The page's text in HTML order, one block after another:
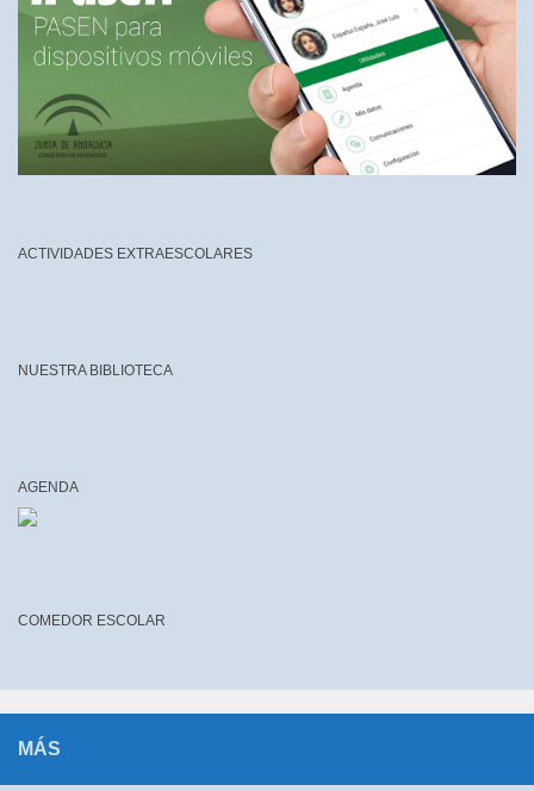
ACTIVIDADES EXTRAESCOLARES
NUESTRA BIBLIOTECA
AGENDA
COMEDOR ESCOLAR
MÁS